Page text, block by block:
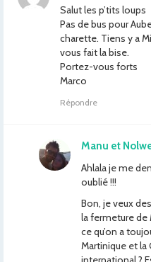
Salut les p’tits loups
Pas de bus pour
charette. Tiens y a
vous fait la bise.
Portez-vous forts
Marco
Répondre
Manu et
Ahlala je me
oublié !!!
Bon, je veux
la fermeture de
ce qu’on a
Martinique et la